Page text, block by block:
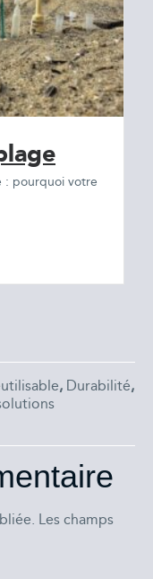
: pourquoi votre
, Durabilité,
Les champs